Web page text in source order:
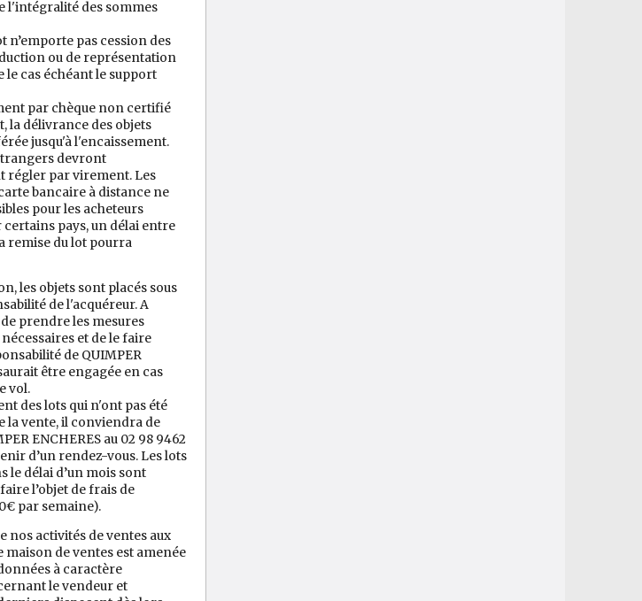
l'intégralité des sommes
n’emporte pas cession des
ou de représentation
le cas échéant le support
par chèque non certifié
la délivrance des objets
jusqu'à l'encaissement.
devront
régler par virement. Les
bancaire à distance ne
pour les acheteurs
certains pays, un délai entre
remise du lot pourra
les objets sont placés sous
de l'acquéreur. A
prendre les mesures
et de le faire
de QUIMPER
être engagée en cas
vol.
des lots qui n'ont pas été
la vente, il conviendra de
ENCHERES au 02 98 9462
d’un rendez-vous. Les lots
le délai d’un mois sont
l’objet de frais de
par semaine).
nos activités de ventes aux
maison de ventes est amenée
à caractère
le vendeur et